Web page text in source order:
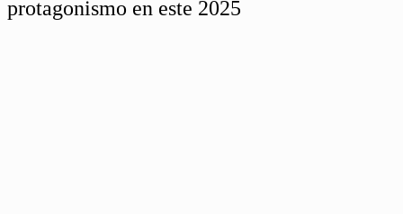
protagonismo en este 2025